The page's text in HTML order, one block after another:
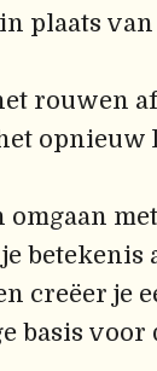
plaats
rouwen
opnieuw
omgaan
betekenis
creëer je
basis voor